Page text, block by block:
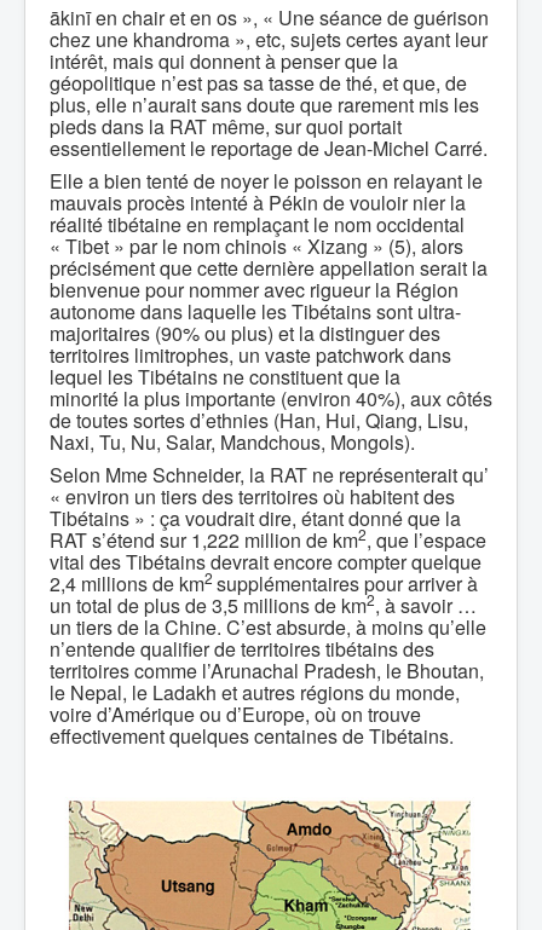
ākinī en chair et en os », « Une séance de guérison
chez une khandroma », etc, sujets certes ayant leur
intérêt, mais qui donnent à penser que la
géopolitique n’est pas sa tasse de thé, et que, de
plus, elle n’aurait sans doute que rarement mis les
pieds dans la RAT même, sur quoi portait
essentiellement le reportage de Jean-Michel Carré.
Elle a bien tenté de noyer le poisson en relayant le
mauvais procès intenté à Pékin de vouloir nier la
réalité tibétaine en remplaçant le nom occidental
« Tibet » par le nom chinois « Xizang » (5), alors
précisément que cette dernière appellation serait la
bienvenue pour nommer avec rigueur la Région
autonome dans laquelle les Tibétains sont ultra-
majoritaires (90% ou plus) et la distinguer des
territoires limitrophes, un vaste patchwork dans
lequel les Tibétains ne constituent que la
minorité la plus importante (environ 40%), aux côtés
de toutes sortes d’ethnies (Han, Hui, Qiang, Lisu,
Naxi, Tu, Nu, Salar, Mandchous, Mongols).
Selon Mme Schneider, la RAT ne représenterait qu’
« environ un tiers des territoires où habitent des
Tibétains » : ça voudrait dire, étant donné que la
RAT s’étend sur 1,222 million de km2, que l’espace
vital des Tibétains devrait encore compter quelque
2,4 millions de km2 supplémentaires pour arriver à
un total de plus de 3,5 millions de km2, à savoir …
un tiers de la Chine. C’est absurde, à moins qu’elle
n’entende qualifier de territoires tibétains des
territoires comme l’Arunachal Pradesh, le Bhoutan,
le Nepal, le Ladakh et autres régions du monde,
voire d’Amérique ou d’Europe, où on trouve
effectivement quelques centaines de Tibétains.